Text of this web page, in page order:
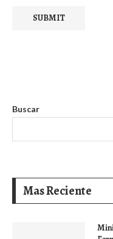
Buscar
Mas Reciente